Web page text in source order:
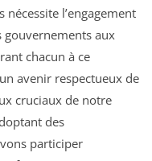
nécessite l’engagement
gouvernements aux
chacun à ce
avenir respectueux de
cruciaux de notre
des
participer